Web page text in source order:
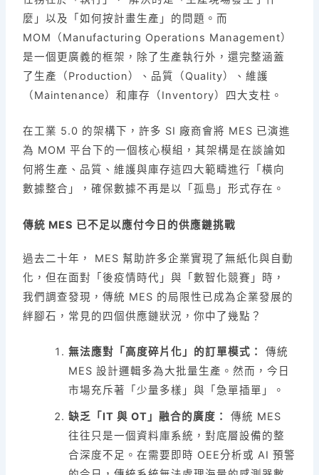
麼」以及「如何按計畫生產」的問題。而
MOM（Manufacturing Operations Management）
是一個更廣義的框架，除了生產執行外，還完整涵蓋
了生產（Production）、品質（Quality）、維護
（Maintenance）和庫存（Inventory）四大支柱。
在工業 5.0 的架構下，許多 SI 廠商會將 MES 已演進
為 MOM 平台下的一個核心模組，其架構是在談論如
何將生產、品質、維護與庫存這四大範疇進行「橫向
數據整合」，確保數據不再是以「孤島」形式存在。
傳統 MES 已不足以應付今日的供應鏈挑戰
過去二十年， MES 幫助許多企業實現了無紙化與自動
化，但在面對「後疫情時代」與「數智化競賽」時，
我們調查發現，傳統 MES 的局限性已成為企業發展的
絆腳石，常見的四個供應鏈狀況，你中了幾點？
無法應對「高度碎片化」的訂單模式：
傳統
MES 設計邏輯多為大批量生產。然而，今日
市場充斥著「少量多樣」與「急單插單」。
缺乏「IT 與 OT」融合的廣度：
傳統 MES
往往只是一個資料庫系統，對底層設備的整
合深度不足。在需要即時 OEE分析或 AI 預警